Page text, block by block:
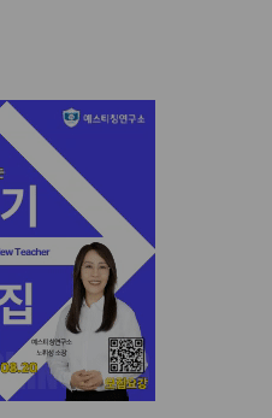
단, 베네수엘라
서 긴급구호 활동
8월 정기모임 갖고